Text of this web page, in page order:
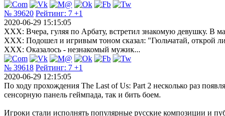
№ 39620 Рейтинг: 7 +1
2020-06-29 15:15:05
ХХХ: Вчера, гуляя по Арбату, встретил знакомую девушку. В
ХХХ: Подошел и игривым тоном сказал: "Гюльчатай, открой
ХХХ: Оказалось - незнакомый мужик...
№ 39618 Рейтинг: 7 +1
2020-06-29 12:15:05
По ходу прохождения The Last of Us: Part 2 несколько раз
сенсорную панель геймпада, так и бить боем.
Игроки стали исполнять популярные русские композиции и